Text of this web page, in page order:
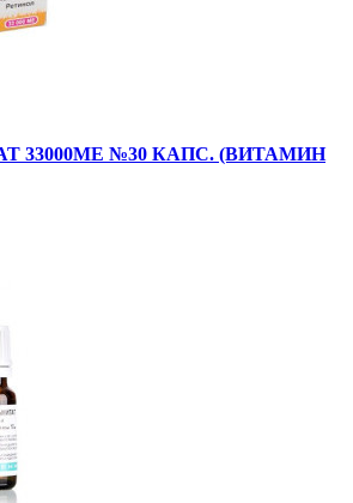
33000МЕ №30 КАПС. (ВИТАМИН